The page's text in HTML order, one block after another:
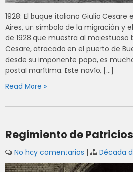
1928: El buque italiano Giulio Cesare
Aires, un símbolo de la migración y
de 1928 que muestra al majestuoso
Cesare, atracado en el puerto de
desde su imponente popa, es
postal marítima. Este navío, […]
Read More »
Regimiento de Patricios
No hay comentarios | Década